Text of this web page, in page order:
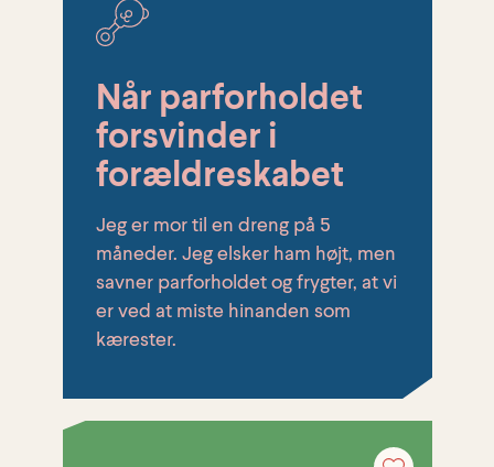
Når parforholdet
forsvinder i
forældreskabet
Jeg er mor til en dreng på 5
måneder. Jeg elsker ham højt, men
savner parforholdet og frygter, at vi
er ved at miste hinanden som
kærester.